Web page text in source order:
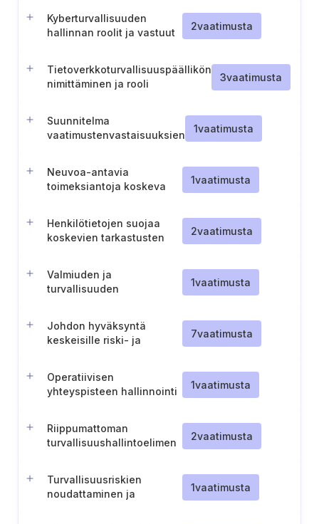
Kyberturvallisuuden
hallinnan roolit ja vastuut
2vaatimusta
Tietoverkkoturvallisuuspäällikön
nimittäminen ja rooli
3vaatimusta
Suunnitelma
vaatimustenvastaisuuksien
1vaatimusta
Neuvoa-antavia
toimeksiantoja koskeva
1vaatimusta
Henkilötietojen suojaa
koskevien tarkastusten
2vaatimusta
Valmiuden ja
turvallisuuden
1vaatimusta
Johdon hyväksyntä
keskeisille riski- ja
7vaatimusta
Operatiivisen
yhteyspisteen hallinnointi
1vaatimusta
Riippumattoman
turvallisuushallintoelimen
2vaatimusta
Turvallisuusriskien
noudattaminen ja
1vaatimusta